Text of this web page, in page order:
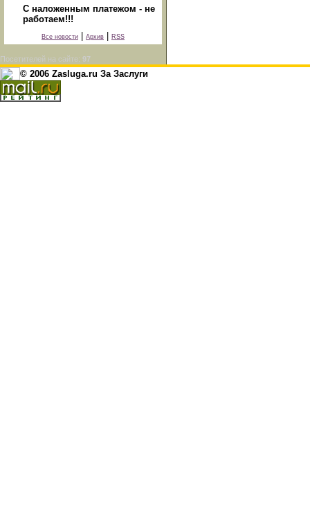
С наложенным платежом - не
работаем!!!
Все новости Архив RSS
Посетителей на сайте: 97
© 2006 Zasluga.ru За Заслуги